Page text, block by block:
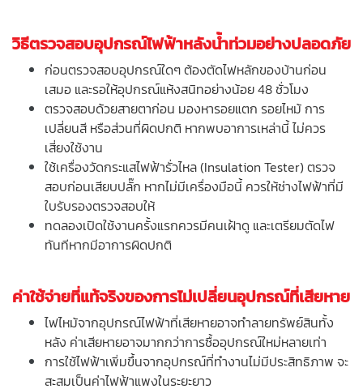
วิธีตรวจสอบอุปกรณ์ไฟฟ้าหลังน้ำท่วมอย่างปลอดภัย
ก่อนตรวจสอบอุปกรณ์ใดๆ ต้องตัดไฟหลักของบ้านก่อน
เสมอ และรอให้อุปกรณ์แห้งสนิทอย่างน้อย 48 ชั่วโมง
ตรวจสอบด้วยสายตาก่อน มองหารอยแตก รอยไหม้ การ
เปลี่ยนสี หรือส่วนที่ผิดปกติ หากพบอาการเหล่านี้ ไม่ควร
เสี่ยงใช้งาน
ใช้เครื่องวัดกระแสไฟฟ้ารั่วไหล (Insulation Tester) ตรวจ
สอบก่อนเสียบปลั๊ก หากไม่มีเครื่องมือนี้ ควรให้ช่างไฟฟ้าที่มี
ใบรับรองตรวจสอบให้
ทดลองเปิดใช้งานครั้งแรกควรมีคนเฝ้าดู และเตรียมตัดไฟ
ทันทีหากมีอาการผิดปกติ
ค่าใช้จ่ายที่แท้จริงของการไม่เปลี่ยนอุปกรณ์ที่เสียหาย
ไฟไหม้จากอุปกรณ์ไฟฟ้าที่เสียหายอาจทำลายทรัพย์สินทั้ง
หลัง ค่าเสียหายอาจมากกว่าการซื้ออุปกรณ์ใหม่หลายเท่า
การใช้ไฟฟ้าเพิ่มขึ้นจากอุปกรณ์ที่ทำงานไม่มีประสิทธิภาพ จะ
สะสมเป็นค่าไฟฟ้าแพงในระยะยาว